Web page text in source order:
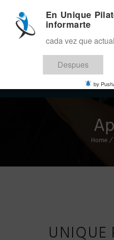
Home
UNIQUE
En Unique
informarte
cada vez que
Despues
by